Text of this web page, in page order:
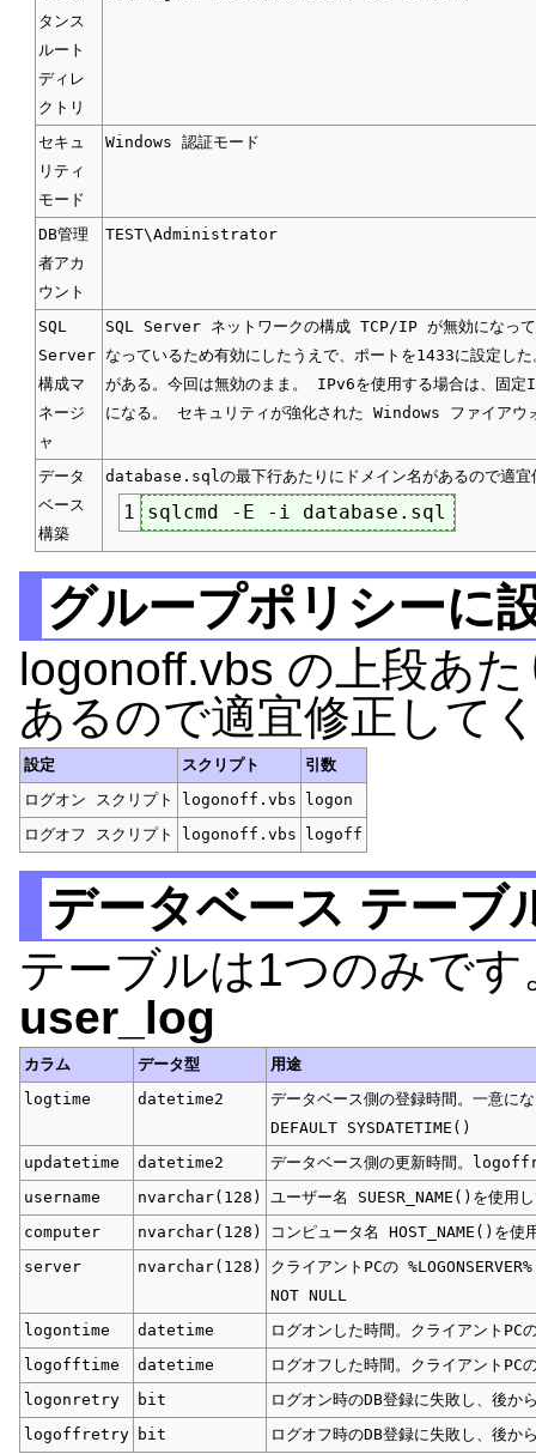
タンス
ルート
ディレ
クトリ
セキュ
リティ
モード
Windows 認証モード
DB管理
者アカ
ウント
TEST\Administrator
SQL
Server
構成マ
ネージ
ャ
SQL Server ネットワークの構成 TCP/IP が無効になって
なっているため有効にしたうえで、ポートを1433に設定
がある。今回は無効のまま。 IPv6を使用する場合は、固
になる。 セキュリティが強化された Windows ファイア
データ
ベース
構築
database.sqlの最下行あたりにドメイン名があるので適宜
1
グループポリシーに
logonoff.vbs の上段あ
あるので適宜修正して
設定 スクリプト
引数
ログオン スクリプト
logonoff.vbs
logon
ログオフ スクリプト
logonoff.vbs logoff
データベース テーブ
テーブルは1つのみです
user_log
カラム データ型
用途
logtime
datetime2
データベース側の登録時間。一意
DEFAULT SYSDATETIME()
updatetime
datetime2
データベース側の更新時間。
username
nvarchar(128)
ユーザー名 SUESR_NAME()を使用
computer
nvarchar(128)
コンピュータ名 HOST_NAME()を使
server
nvarchar(128)
クライアントPCの
NOT NULL
logontime
datetime
ログオンした時間。クライアントPC
logofftime
datetime
ログオフした時間。クライアントPC
logonretry
bit
ログオン時のDB登録に失敗し、後か
logoffretry
bit ログオフ時のDB登録に失敗し、後か